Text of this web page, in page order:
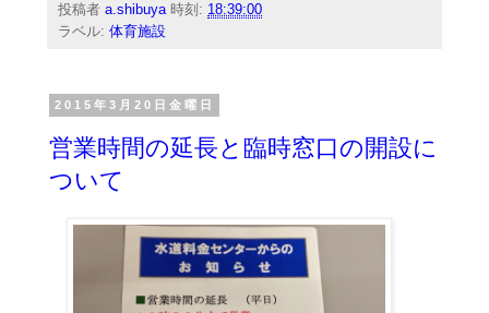
投稿者a.shibuya 時刻: 18:39:00
ラベル:体育施設
2015年3月20日金曜日
営業時間の延長と臨時窓口の開設に
ついて